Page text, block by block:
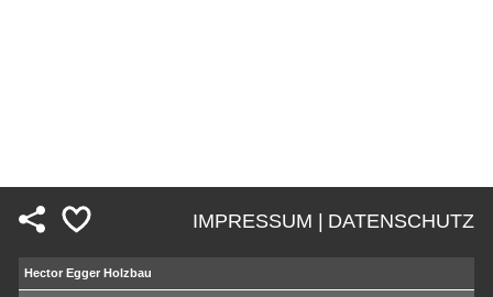
Fußzeile
IMPRESSUM | DATENSCHUTZ
Hector Egger Holzbau